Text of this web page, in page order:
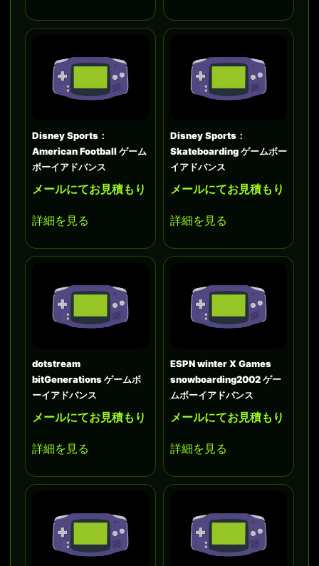
Disney Sports：
American Football ゲーム
ボーイアドバンス
メールにてお見積もり
詳細を見る
Disney Sports：
Skateboarding ゲームボー
イアドバンス
メールにてお見積もり
詳細を見る
dotstream
bitGenerations ゲームボ
ーイアドバンス
メールにてお見積もり
詳細を見る
ESPN winter X Games
snowboarding2002 ゲー
ムボーイアドバンス
メールにてお見積もり
詳細を見る